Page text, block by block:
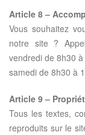
Article 8 –
Vous souhaitez
notre site ?
vendredi de 8h30
samedi de 8h30 à
Article 9 –
Tous les textes,
reproduits sur le